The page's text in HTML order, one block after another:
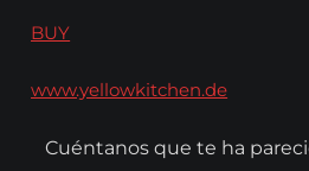
BUY
www.yellowkitchen.de
Cuéntanos que te ha